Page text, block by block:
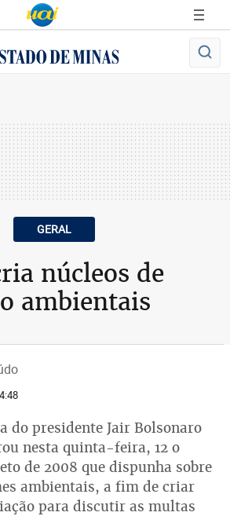
GERAL
núcleos de
ambientais
do presidente Jair Bolsonaro
nesta quinta-feira, 12 o
de 2008 que dispunha sobre
ambientais, a fim de criar
para discutir as multas